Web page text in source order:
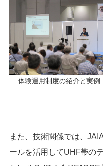
体験運用制度の紹介と実例
また、技術関係では、
ールを活用してUHF帯の